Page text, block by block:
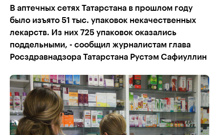
В аптечных сетях Татарстана в прошлом году
было изъято 51 тыс. упаковок некачественных
лекарств. Из них 725 упаковок оказались
поддельными, - сообщил журналистам глава
Росздравнадзора Татарстана Рустэм Сафиуллин